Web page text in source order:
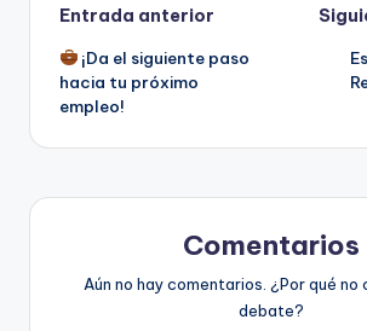
Navegación
de
entradas
Entrada anterior
¡Da el siguiente paso
hacia tu próximo
empleo!
Comentarios
Aún no hay comentarios. ¿Por qué no
debate?